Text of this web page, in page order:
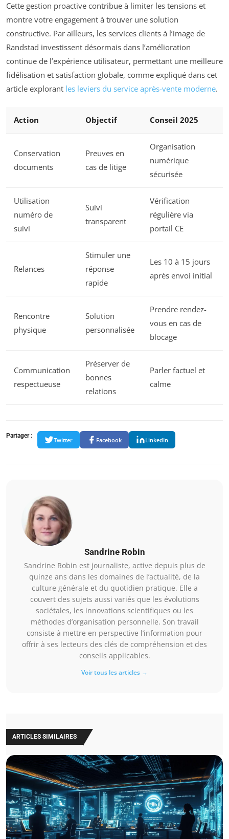
Cette gestion proactive contribue à limiter les tensions et
montre votre engagement à trouver une solution
constructive. Par ailleurs, les services clients à l’image de
Randstad investissent désormais dans l’amélioration
continue de l’expérience utilisateur, permettant une meilleure
fidélisation et satisfaction globale, comme expliqué dans cet
article explorant les leviers du service après-vente moderne.
Action Objectif Conseil 2025
Conservation
documents
Preuves en
cas de litige
Organisation
numérique
sécurisée
Utilisation
numéro de
suivi
Suivi
transparent
Vérification
régulière via
portail CE
Relances
Stimuler une
réponse
rapide
Les 10 à 15 jours
après envoi initial
Rencontre
physique
Solution
personnalisée
Prendre rendez-
vous en cas de
blocage
Communication
respectueuse
Préserver de
bonnes
relations
Parler factuel et
calme
Partager :
Twitter Facebook LinkedIn
Sandrine Robin
Sandrine Robin est journaliste, active depuis plus de
quinze ans dans les domaines de l’actualité, de la
culture générale et du quotidien pratique. Elle a
couvert des sujets aussi variés que les évolutions
sociétales, les innovations scientifiques ou les
méthodes d’organisation personnelle. Son travail
consiste à mettre en perspective l’information pour
offrir à ses lecteurs des clés de compréhension et des
conseils applicables.
Voir tous les articles →
ARTICLES SIMILAIRES